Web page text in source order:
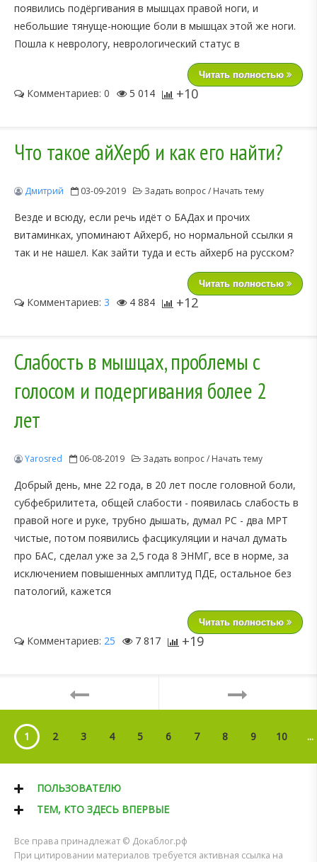
появились подёргивания в мышцах правой ноги, и
небольшие тянуще-ноющие боли в мышцах этой же ноги.
Пошла к неврологу, неврологический статус в
Читать полностью
Комментариев: 0 5 014 +10
Что такое айХерб и как его найти?
Дмитрий 03-09-2019 Задать вопрос / Начать тему
Везде и всюду, если речь идёт о БАДах и прочих
витаминках, упоминают Айхерб, но нормальной ссылки я
так и не нашел. Как зайти туда и есть айхерб на русском?
Читать полностью
Комментариев: 3 4 884 +12
Слабость в мышцах, проблемы с
голосом и подергивания более 2
лет
Yarosred 06-08-2019 Задать вопрос / Начать тему
Добрый день, мне 22 года, в 20 лет после головной боли,
субфебрилитета, общей слабости - появилась слабость в
правой ноге и руке, трубно дышать, думал РС - два МРТ
чистые, потом появились фасцикуляции и начал думать
про БАС, сделал уже за 2,5 года 8 ЭНМГ, все в норме, за
исключением повышенных амплитуд ПДЕ, остальное без
патологий, кажется
Читать полностью
Комментариев: 25 7 817 +19
1 2 3 4 5 6 7 8 9 10 ...
ПОЛЬЗОВАТЕЛЮ
ТЕМ, КТО ЗДЕСЬ ВПЕРВЫЕ
Все права принадлежат © Докаблог.рф
При цитировании материалов требуется активная ссылка на